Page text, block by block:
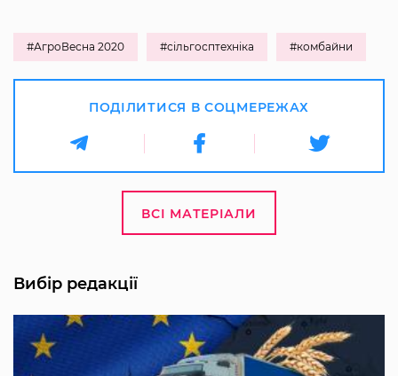
#АгроВесна 2020 #сільгосптехніка #комбайни
ПОДІЛИТИСЯ В СОЦМЕРЕЖАХ
ВСІ МАТЕРІАЛИ
Вибір редакції